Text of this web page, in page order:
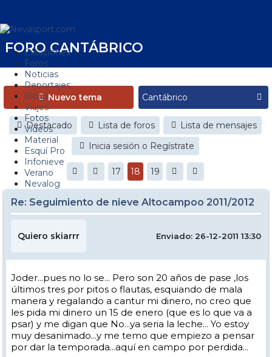
Estaciones
Foros
Noticias
Reportajes
Blogs
Viajes
Fotos
Videos
Material
Esquí Pro
Infonieve
Verano
Nevalog
FORO CANTÁBRICO
Nuevo tema
Destacado Lista de foros
Lista de mensajes
Inicia sesión o Regístrate
17 18 19
Re: Seguimiento de nieve Altocampoo 2011/2012
Quiero skiarrr Enviado: 26-12-2011 13:30
Joder...pues no lo se... Pero son 20 años de pase ,los
últimos tres por pitos o flautas, esquiando de mala
manera y regalando a cantur mi dinero, no creo que
les pida mi dinero un 15 de enero (que es lo que va a
psar) y me digan que No...ya seria la leche... Yo estoy
muy desanimado...y me temo que empiezo a pensar
por dar la temporada...aquí en campo por perdida...